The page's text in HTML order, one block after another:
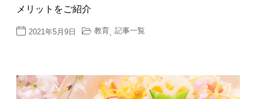
メリットをご紹介
2021年5月9日 教育 記事一覧